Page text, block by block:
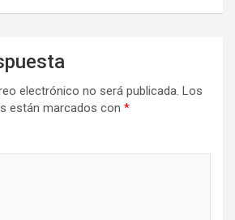
electrónico no será publicada. Los
están marcados con *